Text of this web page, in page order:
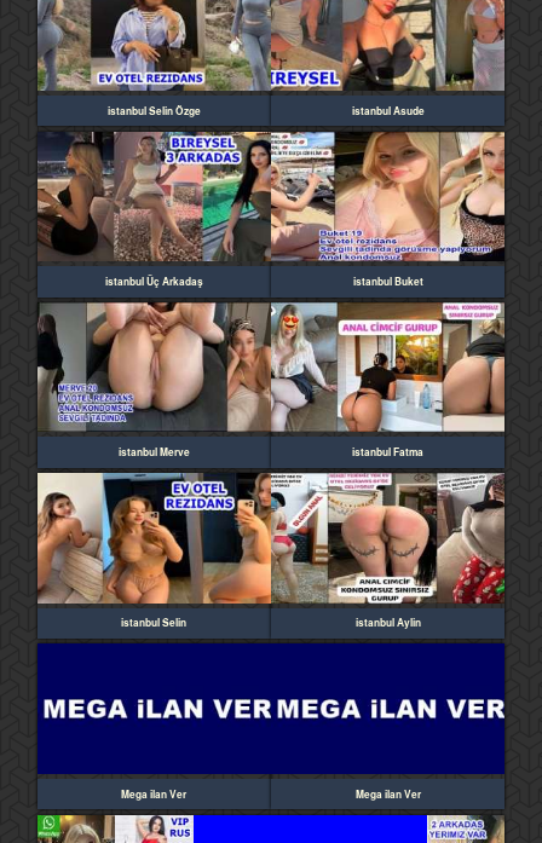
istanbul Selin Özge istanbul Asude
istanbul Üç Arkadaş istanbul Buket
istanbul Merve istanbul Fatma
istanbul Selin istanbul Aylin
Mega ilan Ver Mega ilan Ver